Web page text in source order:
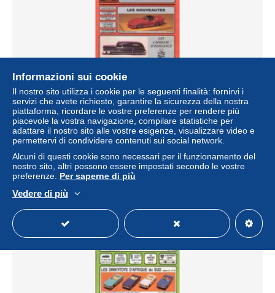
ARGUS de la MINIATURE n° 102 - Excellent état
± 4,05 USD
Stato Residenziale
Informazioni sui cookie
Il nostro sito utilizza i cookie per le seguenti finalità: fornirvi i
servizi che avete richiesto, garantire la sicurezza della nostra
piattaforma, ricordare le vostre preferenze per rendere più
piacevole la vostra navigazione, compilare statistiche per
adattare il nostro sito alle vostre esigenze, visualizzare video e
permettervi di condividere contenuti sui social network.
Alcuni di questi cookie sono necessari per il funzionamento del
nostro sito, altri possono essere impostati secondo le vostre
preferenze. Per saperne di più
Vedere di più